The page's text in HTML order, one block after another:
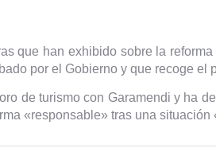
que han exhibido sobre la
por el Gobierno y que recoge el
de turismo con Garamendi y ha
«responsable» tras una situación